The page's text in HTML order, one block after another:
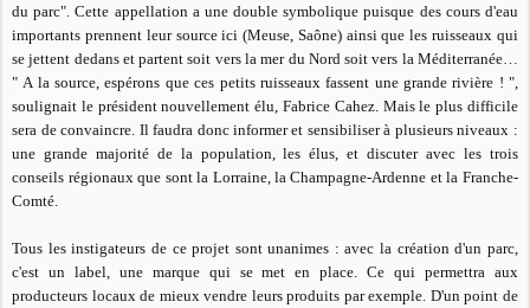
du parc". Cette appellation a une double symbolique puisque des cours d'eau
importants prennent leur source ici (Meuse, Saône) ainsi que les ruisseaux qui
se jettent dedans et partent soit vers la mer du Nord soit vers la Méditerranée…
" A la source, espérons que ces petits ruisseaux fassent une grande rivière ! ",
soulignait le président nouvellement élu, Fabrice Cahez. Mais le plus difficile
sera de convaincre. Il faudra donc informer et sensibiliser à plusieurs niveaux :
une grande majorité de la population, les élus, et discuter avec les trois
conseils régionaux que sont la Lorraine, la Champagne-Ardenne et la Franche-
Comté.
Tous les instigateurs de ce projet sont unanimes : avec la création d'un parc,
c'est un label, une marque qui se met en place. Ce qui permettra aux
producteurs locaux de mieux vendre leurs produits par exemple. D'un point de